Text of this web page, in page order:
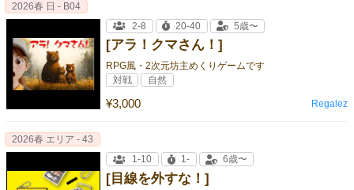
[アラ！クマさん！]
RPG風・2次元坊主めくりゲームです
¥3,000
2026春 日 - B04
2-8
20-40 5歳〜
対戦 自然
Regalez
[目線を外すな！]
2026春 エリア - 43
1-10
1- 6歳〜